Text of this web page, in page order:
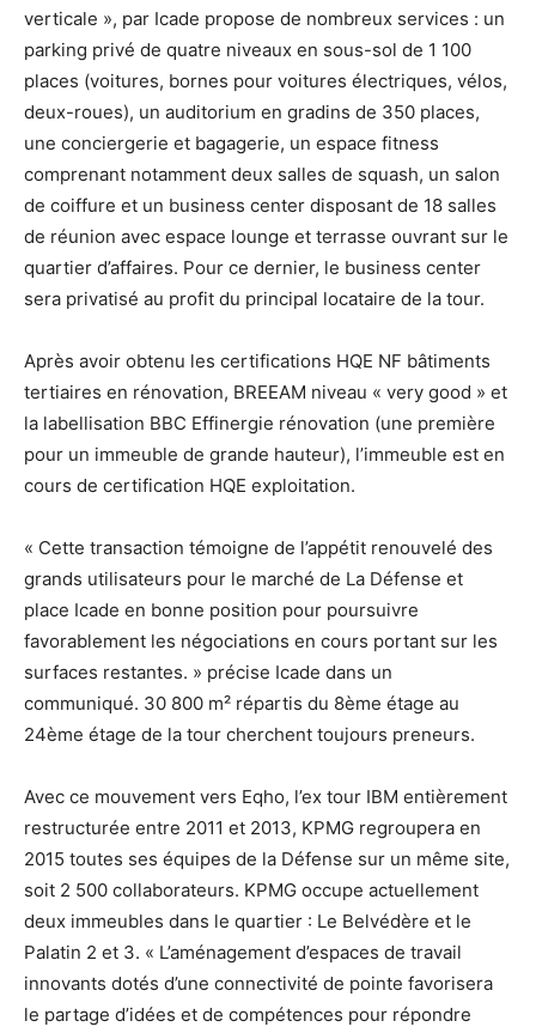
verticale », par Icade propose de nombreux services : un
parking privé de quatre niveaux en sous-sol de 1 100
places (voitures, bornes pour voitures électriques, vélos,
deux-roues), un auditorium en gradins de 350 places,
une conciergerie et bagagerie, un espace fitness
comprenant notamment deux salles de squash, un salon
de coiffure et un business center disposant de 18 salles
de réunion avec espace lounge et terrasse ouvrant sur le
quartier d’affaires. Pour ce dernier, le business center
sera privatisé au profit du principal locataire de la tour.
Après avoir obtenu les certifications HQE NF bâtiments
tertiaires en rénovation, BREEAM niveau « very good » et
la labellisation BBC Effinergie rénovation (une première
pour un immeuble de grande hauteur), l’immeuble est en
cours de certification HQE exploitation.
« Cette transaction témoigne de l’appétit renouvelé des
grands utilisateurs pour le marché de La Défense et
place Icade en bonne position pour poursuivre
favorablement les négociations en cours portant sur les
surfaces restantes. » précise Icade dans un
communiqué. 30 800 m² répartis du 8ème étage au
24ème étage de la tour cherchent toujours preneurs.
Avec ce mouvement vers Eqho, l’ex tour IBM entièrement
restructurée entre 2011 et 2013, KPMG regroupera en
2015 toutes ses équipes de la Défense sur un même site,
soit 2 500 collaborateurs. KPMG occupe actuellement
deux immeubles dans le quartier : Le Belvédère et le
Palatin 2 et 3. « L’aménagement d’espaces de travail
innovants dotés d’une connectivité de pointe favorisera
le partage d’idées et de compétences pour répondre